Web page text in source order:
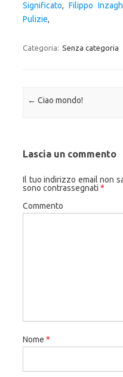
Significato, Filippo
Pulizie,
Categoria: Senza categoria
Navigazione articolo
← Ciao mondo!
Lascia un commento
Il tuo indirizzo email non
sono contrassegnati *
Commento
Nome *